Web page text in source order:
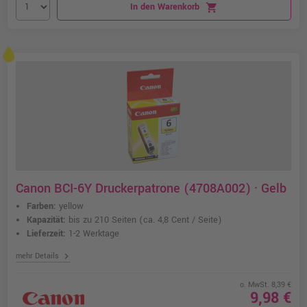
In den Warenkorb shopping_cart
Canon BCI-6Y Druckerpatrone (4708A002) · Gelb
Farben: yellow
Kapazität: bis zu 210 Seiten (ca. 4,8 Cent / Seite)
Lieferzeit: 1-2 Werktage
mehr Details chevron_right
o. MwSt. 8,39 €
9,98 €